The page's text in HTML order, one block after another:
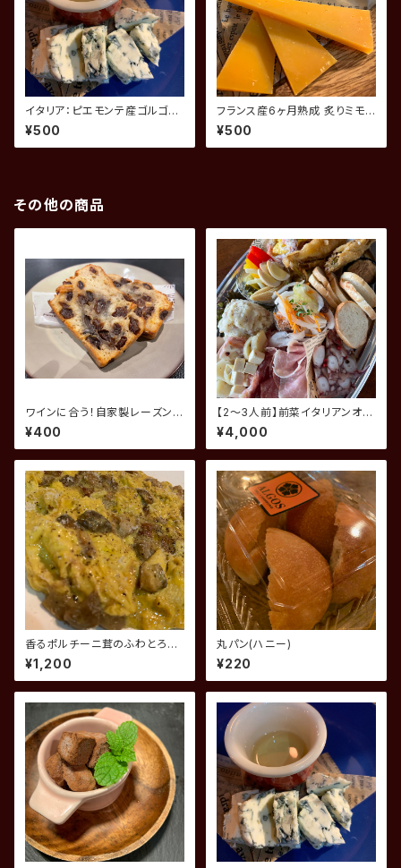
イタリア：ピエモンテ産ゴルゴン
ゾーラピカンテ 蜂蜜添え
¥500
フランス産6ヶ月熟成 炙りミモレ
ット
¥500
その他の商品
ワインに合う！自家製レーズンパ
ン 2枚
¥400
【2〜3人前】前菜イタリアンオー
ドブル
¥4,000
香るポルチーニ茸のふわとろ卵
焼き
¥1,200
丸パン(ハニー)
¥220